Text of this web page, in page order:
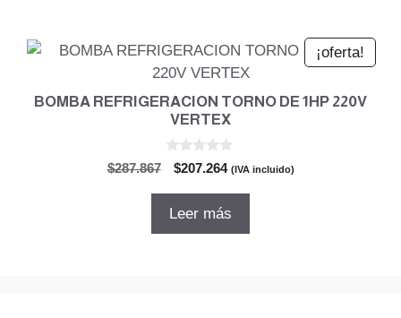
¡oferta!
BOMBA REFRIGERACION TORNO DE 1HP 220V
VERTEX
$287.867
El
original
$207.264El(IVA incluido)
Leer más